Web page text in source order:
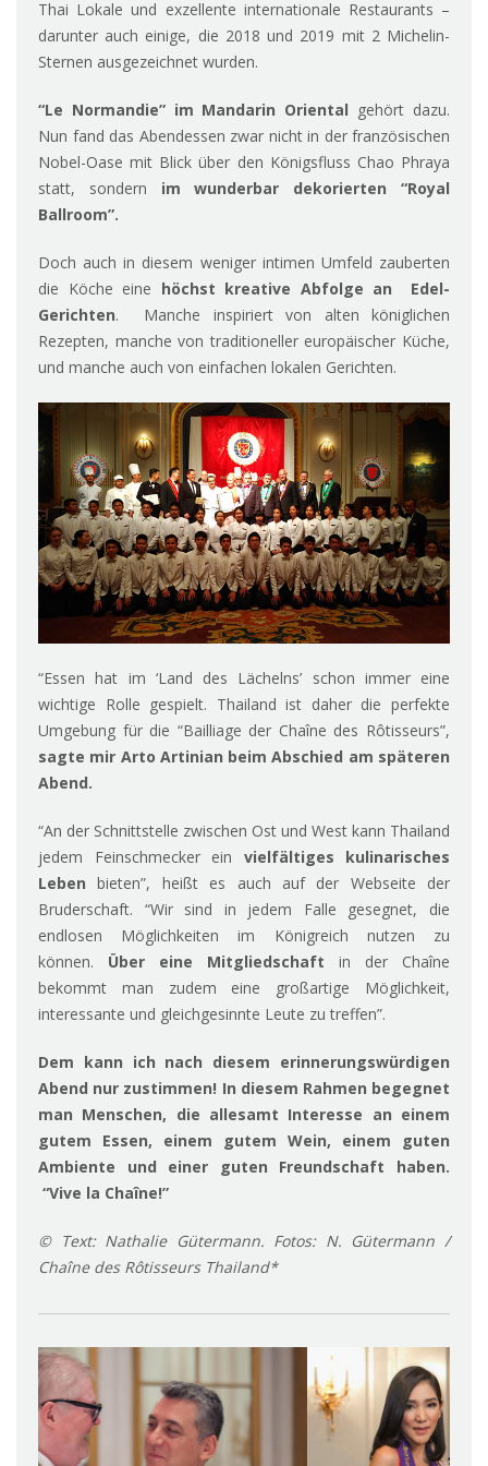
Thai Lokale und exzellente internationale Restaurants –
darunter auch einige, die 2018 und 2019 mit 2 Michelin-
Sternen ausgezeichnet wurden.
“Le Normandie” im Mandarin Oriental gehört dazu.
Nun fand das Abendessen zwar nicht in der französischen
Nobel-Oase mit Blick über den Königsfluss Chao Phraya
statt, sondern im wunderbar dekorierten “Royal
Ballroom”.
Doch auch in diesem weniger intimen Umfeld zauberten
die Köche eine höchst kreative Abfolge an Edel-
Gerichten. Manche inspiriert von alten königlichen
Rezepten, manche von traditioneller europäischer Küche,
und manche auch von einfachen lokalen Gerichten.
“Essen hat im ‘Land des Lächelns’ schon immer eine
wichtige Rolle gespielt. Thailand ist daher die perfekte
Umgebung für die “Bailliage der Chaîne des Rôtisseurs”,
sagte mir Arto Artinian beim Abschied am späteren
Abend.
“An der Schnittstelle zwischen Ost und West kann Thailand
jedem Feinschmecker ein vielfältiges kulinarisches
Leben bieten”, heißt es auch auf der Webseite der
Bruderschaft. “Wir sind in jedem Falle gesegnet, die
endlosen Möglichkeiten im Königreich nutzen zu
können. Über eine Mitgliedschaft in der Chaîne
bekommt man zudem eine großartige Möglichkeit,
interessante und gleichgesinnte Leute zu treffen”.
Dem kann ich nach diesem erinnerungswürdigen
Abend nur zustimmen! In diesem Rahmen begegnet
man Menschen, die allesamt Interesse an einem
gutem Essen, einem gutem Wein, einem guten
Ambiente und einer guten Freundschaft haben.
“Vive la Chaîne!”
© Text: Nathalie Gütermann. Fotos: N. Gütermann /
Chaîne des Rôtisseurs Thailand*